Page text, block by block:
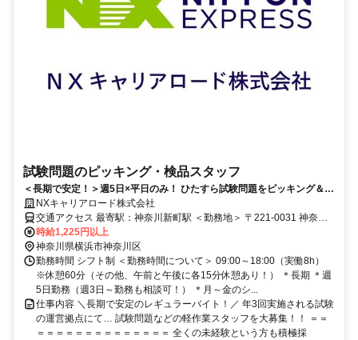
試験問題のピッキング・検品スタッフ
＜長期で安定！＞週5日×平日のみ！ ひたすら試験問題をピッキング＆検
品・運搬するダケ！
NXキャリアロード株式会社
交通アクセス 最寄駅：神奈川新町駅 ＜勤務地＞ 〒221-0031 神奈川
県横浜市神奈川区新浦島町 ＜アクセス＞ 「神奈川新町駅」より徒歩3
分 ★駅チカで通勤ラクラク！
時給1,225円以上
神奈川県横浜市神奈川区
勤務時間 シフト制 ＜勤務時間について＞ 09:00～18:00（実働8h）
※休憩60分（その他、午前と午後に各15分休憩あり！） ＊長期 ＊週
5日勤務（週3日～勤務も相談可！） ＊月～金のシ...
仕事内容 ＼長期で安定のレギュラーバイト！／ 年3回実施される試験
の運営拠点にて… 試験問題などの軽作業スタッフを大募集！！ ＝＝
＝＝＝＝＝＝＝＝＝＝＝＝＝＝ 全くの未経験という方も積極採